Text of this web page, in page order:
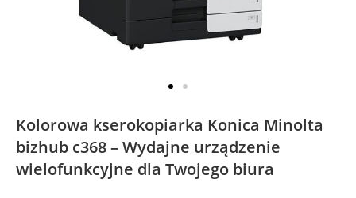
Kolorowa kserokopiarka Konica Minolta
bizhub c368 – Wydajne urządzenie
wielofunkcyjne dla Twojego biura